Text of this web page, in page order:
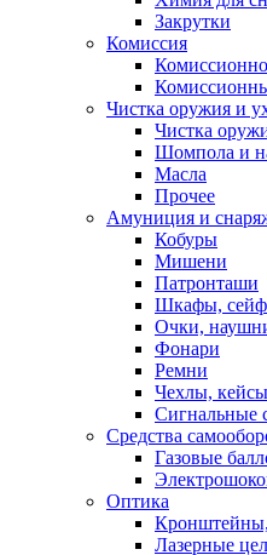
Закрутки
Комиссия
Чистка оружия и
Чистка
Шомпола и
Масла
Прочее
Амуниция и
Кобуры
Мишени
Патронташи
Шкафы,
Очки,
Фонари
Ремни
Чехлы, кейсы
Сигнальные
Средства
Газовые
Оптика
Лазерные